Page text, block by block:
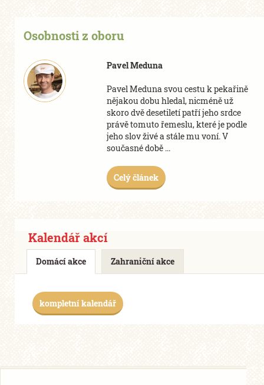
Osobnosti z oboru
Pavel Meduna
Pavel Meduna svou cestu k pekařině
nějakou dobu hledal, nicméně už
skoro dvě desetiletí patří jeho srdce
právě tomuto řemeslu, které je podle
jeho slov živé a stále mu voní. V
současné době ...
Celý článek
Kalendář akcí
Domácí akce Zahraniční akce
kompletní kalendář